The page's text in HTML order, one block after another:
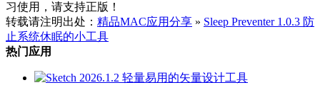
习使用，请支持正版！
转载请注明出处： 精品MAC应用分享 » Sleep Preventer 1.0.3 防
止系统休眠的小工具
热门应用